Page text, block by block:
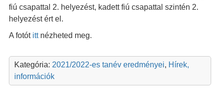
fiú csapattal 2. helyezést, kadett fiú csapattal szintén 2.
helyezést ért el.
A fotót ittnézheted meg.
Kategória: 2021/2022-es tanév eredményei, Hírek,
információk